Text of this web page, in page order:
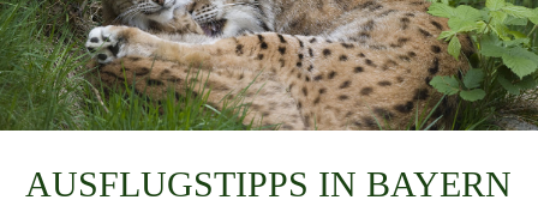
AUSFLUGSTIPPS IN BAYERN